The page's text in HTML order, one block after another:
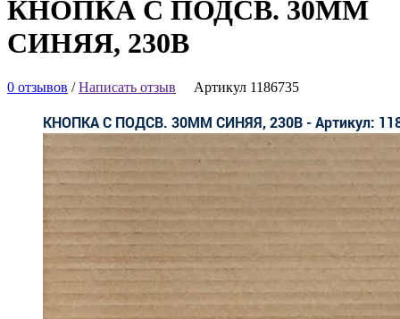
КНОПКА С ПОДСВ. 30ММ
СИНЯЯ, 230В
0 отзывов /Написать отзыв Артикул 1186735